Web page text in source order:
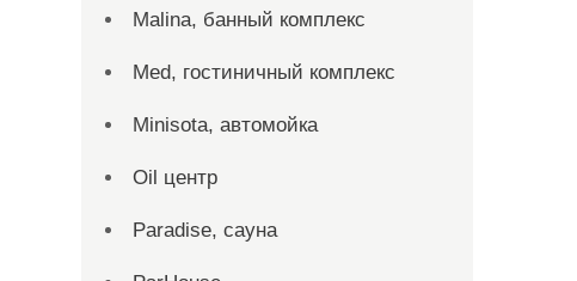
Malina, банный комплекс
Med, гостиничный комплекс
Minisota, автомойка
Oil центр
Paradise, сауна